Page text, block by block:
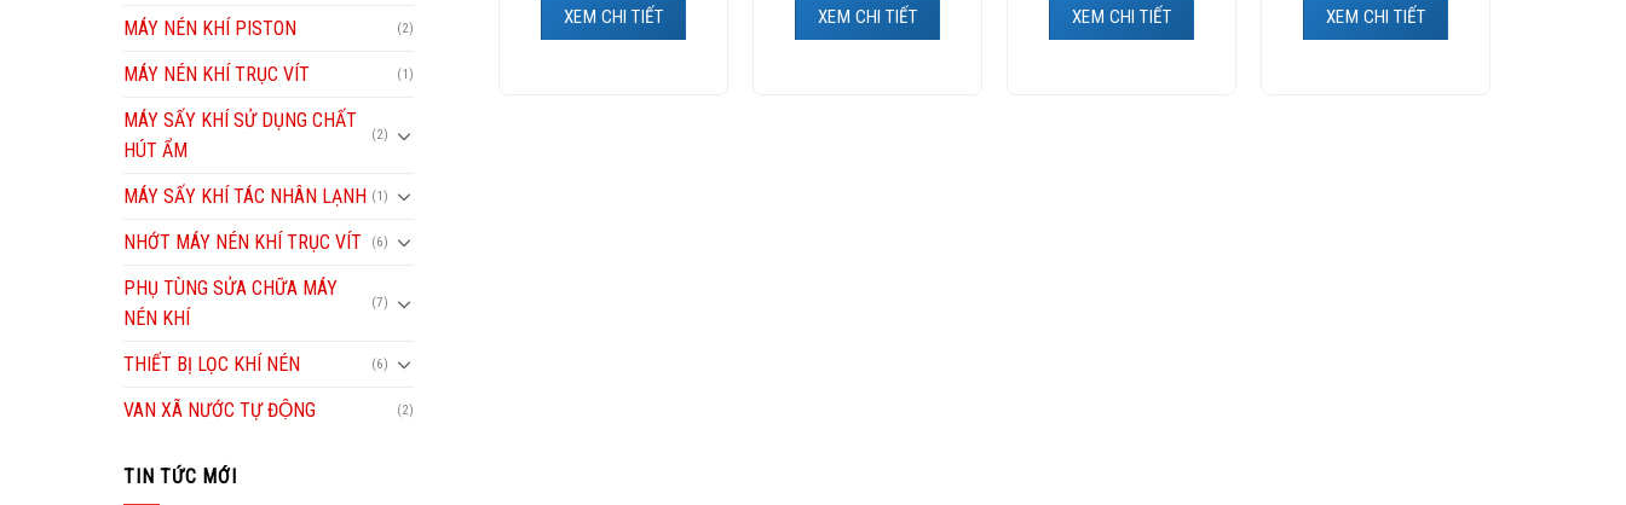
XEM CHI TIẾT XEM CHI TIẾT XEM CHI TIẾT XEM CHI TIẾT
XEM CHI TIẾT XEM CHI TIẾT
MÁY NÉN KHÍ PISTON (2)
MÁY NÉN KHÍ TRỤC VÍT (1)
MÁY SẤY KHÍ SỬ DỤNG CHẤT
HÚT ẨM
(2)
MÁY SẤY KHÍ TÁC NHÂN LẠNH (1)
NHỚT MÁY NÉN KHÍ TRỤC VÍT (6)
PHỤ TÙNG SỬA CHỮA MÁY
NÉN KHÍ
(7)
THIẾT BỊ LỌC KHÍ NÉN (6)
VAN XÃ NƯỚC TỰ ĐỘNG (2)
TIN TỨC MỚI